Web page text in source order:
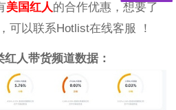
美国红人的合作优惠，想要了
可以联系Hotlist在线客服 ！
人带货频道数据：